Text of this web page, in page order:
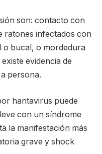
son: contacto con
ratones infectados con
o bucal, o mordedura
evidencia de
persona.
hantavirus puede
con un síndrome
la manifestación más
grave y shock